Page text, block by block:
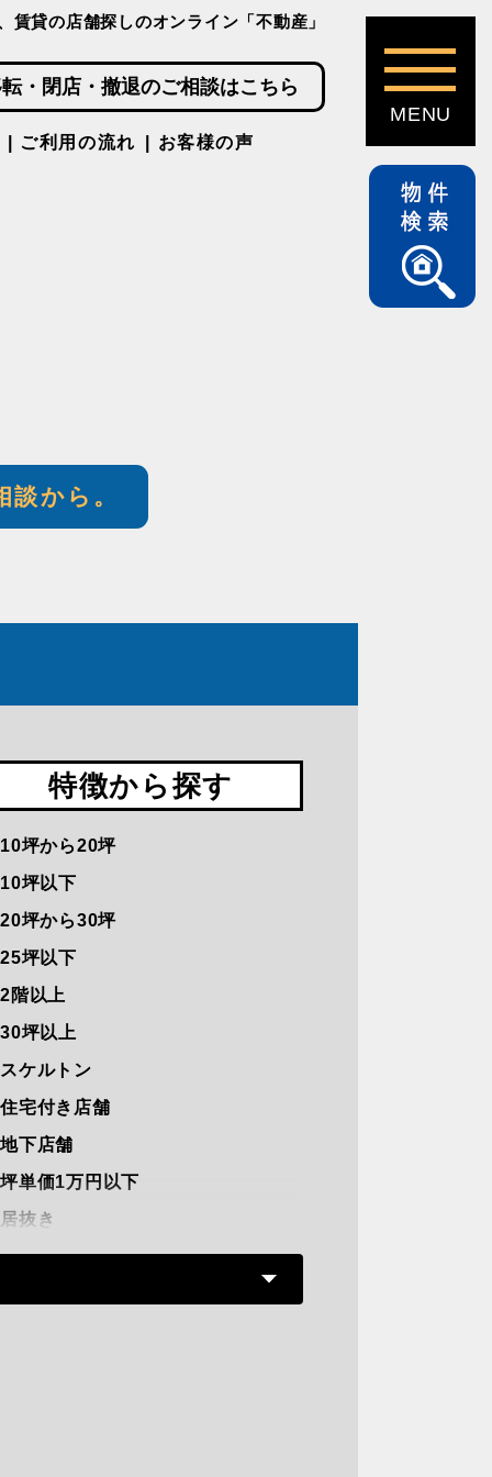
賃貸の店舗探しのオンライン「不動産」
・閉店・撤退のご相談はこちら
ご利用の流れ お客様の声
談から。
特徴から探す
10坪から20坪
10坪以下
20坪から30坪
25坪以下
2階以上
30坪以上
スケルトン
住宅付き店舗
地下店舗
坪単価1万円以下
居抜き
路面店